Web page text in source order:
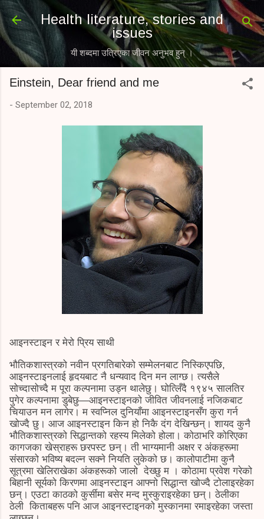
Skip to main content
Health literature, stories and
issues
यी शब्दमा उत्रिएका जीवन अनुभव हुन् ।
Einstein, Dear friend and me
- September 02, 2018
आइनस्टाइन र मेरो प्रिय साथी
भौतिकशास्त्रको नवीन प्रगतिबारेको सम्मेलनबाट निस्किएपछि,
आइनस्टाइनलाई हृदयबाट नै धन्यवाद दिन मन लाग्छ। त्यसैले
सोच्दासोच्दै म पूरा कल्पनामा उड्न थालेछु। घोत्लिँदै १९४५ सालतिर
पुगेर कल्पनामा डुबेछु—आइनस्टाइनको जीवित जीवनलाई नजिकबाट
चियाउन मन लागेर। म स्वप्निल दुनियाँमा आइनस्टाइनसँग कुरा गर्न
खोज्दै छु। आज आइनस्टाइन किन हो निकै दंग देखिन्छन्। शायद कुनै
भौतिकशास्त्रको सिद्धान्तको रहस्य मिलेको होला। कोठाभरि कोरिएका
कागजका खेस्राहरू छरपस्ट छन्। ती भाग्यमानी अक्षर र अंकहरूमा
संसारको भविष्य बदल्न सक्ने नियति लुकेको छ। कालोपाटीमा कुनै
सूत्रमा खेलिराखेका अंकहरूको जालो देख्छु म । कोठामा प्रवेश गरेको
बिहानी सूर्यको किरणमा आइनस्टाइन आफ्नो सिद्धान्त खोज्दै टोलाइरहेका
छन्। एउटा काठको कुर्सीमा बसेर मन्द मुस्कुराइरहेका छन्। ठेलीका
ठेली किताबहरू पनि आज आइनस्टाइनको मुस्कानमा रमाइरहेका जस्ता